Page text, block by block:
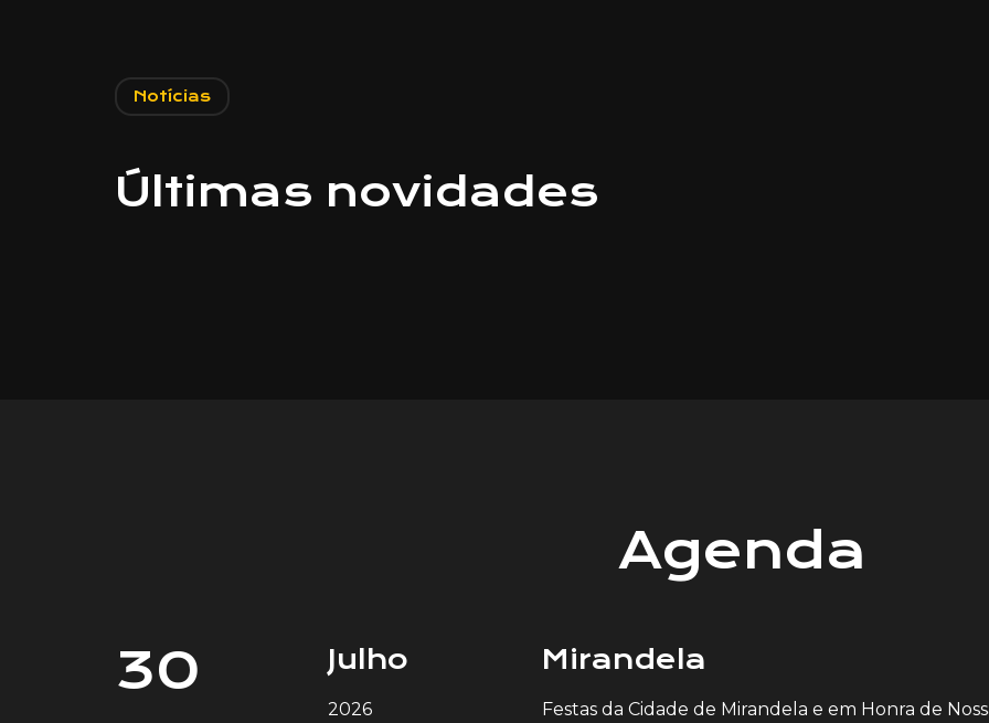
Notícias
Últimas novidades
Amigo Improvável | VINIL
Agenda
30
Julho
2026
Mirandela
Festas da Cidade de Mirandela e em Honra de